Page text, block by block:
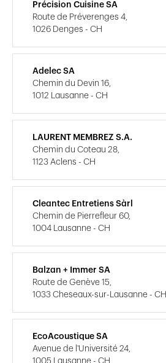
Précision Cuisine SA
Route de Préverenges 4,
1026 Denges - CH
Adelec SA
Chemin du Devin 16,
1012 Lausanne - CH
LAURENT MEMBREZ S.A.
Chemin du Coteau 28,
1123 Aclens - CH
Cleantec Entretiens Sàrl
Chemin de Pierrefleur 60,
1004 Lausanne - CH
Balzan + Immer SA
Route de Genève 15,
1033 Cheseaux-sur-Lausanne - CH
EcoAcoustique SA
Avenue de l'Université 24,
1005 Lausanne - CH